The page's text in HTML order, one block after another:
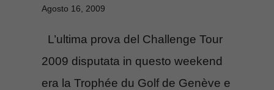
Agosto 16, 2009
L’ultima prova del Challenge Tour
2009 disputata in questo weekend
era la Trophée du Golf de Genève e